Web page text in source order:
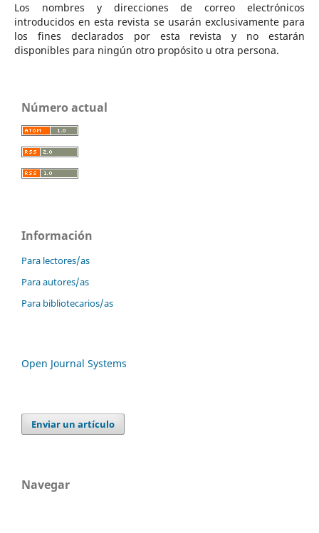
Los nombres y direcciones de correo electrónicos
introducidos en esta revista se usarán exclusivamente para
los fines declarados por esta revista y no estarán
disponibles para ningún otro propósito u otra persona.
Número actual
Información
Para lectores/as
Para autores/as
Para bibliotecarios/as
Open Journal Systems
Enviar un artículo
Navegar